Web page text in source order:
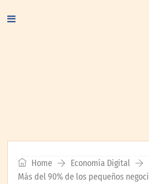
Home
Economía Digital
Más del 90% de los pequeños